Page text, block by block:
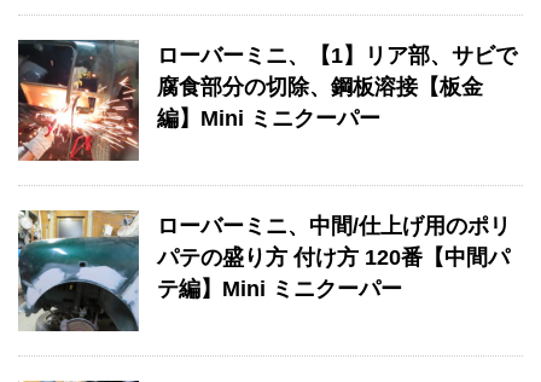
ローバーミニ、【1】リア部、サビで
腐食部分の切除、鋼板溶接【板金
編】Mini ミニクーパー
ローバーミニ、中間/仕上げ用のポリ
パテの盛り方 付け方 120番【中間パ
テ編】Mini ミニクーパー